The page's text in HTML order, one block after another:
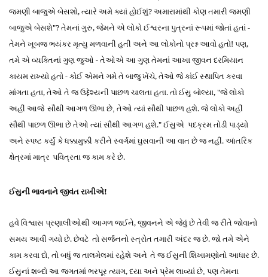
જમણી બાજુએ બેસશો, ત્યારે અમે ક્યાંહોઈશું? અમારામાંથી કોણ તમારી જમણી
બાજુએ બેસશે"? તેમનાં ગુરુ, જેમને એ લોકો ઈશ્વરના પુત્રનાં રૂપમાં જોતાં હતાં -
તેમને ખૂબજ ભયંકર મૃત્યુ મળવાની હતી અને આ લોકોનો પ્રશ્ન આવો હતો! પણ,
તમે એ વ્યક્તિનાં ગુણ જુઓ - તેઓએ આ ગુણ તેમનાં આખા જીવન દરમિયાન
કાયમ રાખ્યોહતો - કોઈ એમને ગમે તે બાજુ ખેંચે, તેઓ જે કાંઈ સ્થાપિત કરવા
માંગતા હતા, તેઓ તે જ ઉદ્દેશ્યની પાછળ ચાલતા હતા. તો ઈસુ બોલ્યા, "જે લોકો
અહીં આજે સૌથી આગળઊભા છે, તેઓ ત્યાંસૌથી પાછળ હશે.જે લોકો અહીં
સૌથી પાછળ ઊભા છે તેઓ ત્યાં સૌથી આગળ હશે." ઈસુએ પદક્રમતોડી પાડ્યો
અને સ્પષ્ટ કર્યું કે ધક્કામુક્કી કરીને સ્વર્ગમાં ઘુસવાની આ વાત છે જ નહીં. આંતરિક
ક્ષેત્રમાંમાત્ર પવિત્રતા જ કામ કરે છે.
ઈસુની ભાવનાને જીવંત રાખીએ!
હવે વિશ્વાસ પ્રણાલીઓથી આગળ જઈને, જીવનને એ જેવું છે તેવી જ રીતે જોવાનો
સમય આવી ગયો છે. છેવટે તો સર્જનનો સ્ત્રોત તમારી અંદર જ છે. જો તમે એને
કામ કરવા દો, તો બધું જ તાલમેલમાં રહેશેઅને તે જ ઈસુની શિખામણોનોઆધાર છે.
ઈસુનાં શબ્દો આ જગતમાં ભરપૂર ત્યાગ, દયા અને પ્રેમ લાવ્યાં છે, પણ તેમના